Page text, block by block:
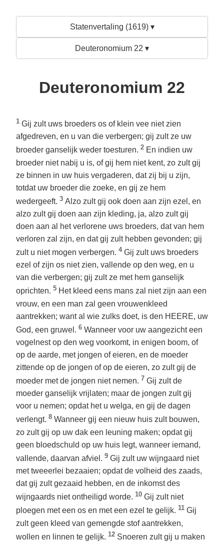
Statenvertaling (1619) ▾
Deuteronomium 22 ▾
Deuteronomium 22
1 Gij zult uws broeders os of klein vee niet zien
afgedreven, en u van die verbergen; gij zult ze uw
broeder ganselijk weder toesturen. 2 En indien uw
broeder niet nabij u is, of gij hem niet kent, zo zult gij
ze binnen in uw huis vergaderen, dat zij bij u zijn,
totdat uw broeder die zoeke, en gij ze hem
wedergeeft. 3 Alzo zult gij ook doen aan zijn ezel, en
alzo zult gij doen aan zijn kleding, ja, alzo zult gij
doen aan al het verlorene uws broeders, dat van hem
verloren zal zijn, en dat gij zult hebben gevonden; gij
zult u niet mogen verbergen. 4 Gij zult uws broeders
ezel of zijn os niet zien, vallende op den weg, en u
van die verbergen; gij zult ze met hem ganselijk
oprichten. 5 Het kleed eens mans zal niet zijn aan een
vrouw, en een man zal geen vrouwenkleed
aantrekken; want al wie zulks doet, is den HEERE, uw
God, een gruwel. 6 Wanneer voor uw aangezicht een
vogelnest op den weg voorkomt, in enigen boom, of
op de aarde, met jongen of eieren, en de moeder
zittende op de jongen of op de eieren, zo zult gij de
moeder met de jongen niet nemen. 7 Gij zult de
moeder ganselijk vrijlaten; maar de jongen zult gij
voor u nemen; opdat het u welga, en gij de dagen
verlengt. 8 Wanneer gij een nieuw huis zult bouwen,
zo zult gij op uw dak een leuning maken; opdat gij
geen bloedschuld op uw huis legt, wanneer iemand,
vallende, daarvan afviel. 9 Gij zult uw wijngaard niet
met tweeerlei bezaaien; opdat de volheid des zaads,
dat gij zult gezaaid hebben, en de inkomst des
wijngaards niet ontheiligd worde. 10 Gij zult niet
ploegen met een os en met een ezel te gelijk. 11 Gij
zult geen kleed van gemengde stof aantrekken,
wollen en linnen te gelijk. 12 Snoeren zult gij u maken